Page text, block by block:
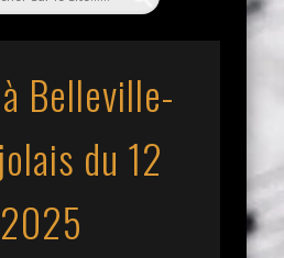
Belleville-
du 12